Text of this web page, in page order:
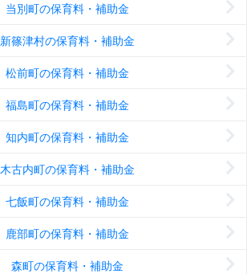
当別町の保育料・補助金
新篠津村の保育料・補助金
松前町の保育料・補助金
福島町の保育料・補助金
知内町の保育料・補助金
木古内町の保育料・補助金
七飯町の保育料・補助金
鹿部町の保育料・補助金
森町の保育料・補助金